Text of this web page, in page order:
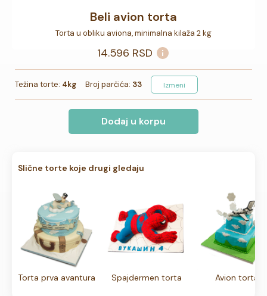
Beli avion torta
Torta u obliku aviona, minimalna kilaža 2 kg
14.596 RSD
Težina torte: 4kg Broj parčića: 33 Izmeni
Dodaj u korpu
Slične torte koje drugi gledaju
Torta prva avantura Spajdermen torta Avion torta